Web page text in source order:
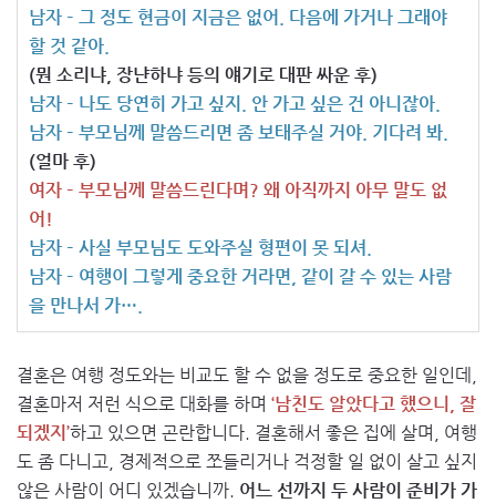
남자 – 그 정도 현금이 지금은 없어. 다음에 가거나 그래야
할 것 같아.
(뭔 소리냐, 장냔하냐 등의 얘기로 대판 싸운 후)
남자 – 나도 당연히 가고 싶지. 안 가고 싶은 건 아니잖아.
남자 – 부모님께 말씀드리면 좀 보태주실 거야. 기다려 봐.
(얼마 후)
여자 – 부모님께 말씀드린다며? 왜 아직까지 아무 말도 없
어!
남자 – 사실 부모님도 도와주실 형편이 못 되셔.
남자 – 여행이 그렇게 중요한 거라면, 같이 갈 수 있는 사람
을 만나서 가….
결혼은 여행 정도와는 비교도 할 수 없을 정도로 중요한 일인데,
결혼마저 저런 식으로 대화를 하며 ‘남친도 알았다고 했으니, 잘
되겠지’하고 있으면 곤란합니다. 결혼해서 좋은 집에 살며, 여행
도 좀 다니고, 경제적으로 쪼들리거나 걱정할 일 없이 살고 싶지
않은 사람이 어디 있겠습니까. 어느 선까지 두 사람이 준비가 가